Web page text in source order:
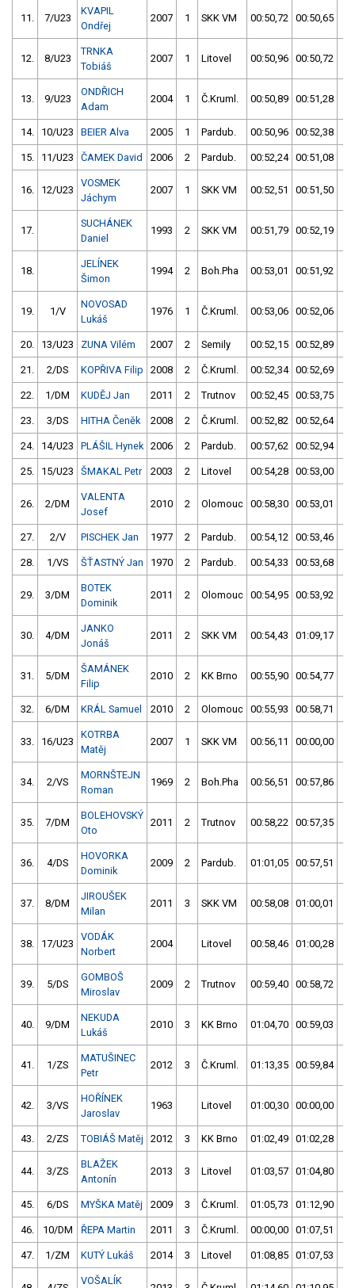
11. 7/U23
KVAPIL
Ondřej
2007 1 SKK VM 00:50,72 00:50,65
12. 8/U23
TRNKA
Tobiáš
2007 1 Litovel 00:50,96 00:50,72
13. 9/U23
ONDŘICH
Adam
2004 1 Č.Kruml. 00:50,89 00:51,28
14. 10/U23 BEIER Alva 2005 1 Pardub. 00:50,96 00:52,38
15. 11/U23 ČAMEK David 2006 2 Pardub. 00:52,24 00:51,08
16. 12/U23
VOSMEK
Jáchym
2007 1 SKK VM 00:52,51 00:51,50
17.
SUCHÁNEK
Daniel
1993 2 SKK VM 00:51,79 00:52,19
18.
JELÍNEK
Šimon
1994 2 Boh.Pha 00:53,01 00:51,92
19. 1/V
NOVOSAD
Lukáš
1976 1 Č.Kruml. 00:53,06 00:52,06
20. 13/U23 ZUNA Vilém 2007 2 Semily 00:52,15 00:52,89
21. 2/DS KOPŘIVA Filip 2008 2 Č.Kruml. 00:52,34 00:52,69
22. 1/DM KUDĚJ Jan 2011 2 Trutnov 00:52,45 00:53,75
23. 3/DS HITHA Čeněk 2008 2 Č.Kruml. 00:52,82 00:52,64
24. 14/U23 PLÁŠIL Hynek 2006 2 Pardub. 00:57,62 00:52,94
25. 15/U23 ŠMAKAL Petr 2003 2 Litovel 00:54,28 00:53,00
26. 2/DM
VALENTA
Josef
2010 2 Olomouc 00:58,30 00:53,01
27. 2/V PISCHEK Jan 1977 2 Pardub. 00:54,12 00:53,46
28. 1/VS ŠŤASTNÝ Jan 1970 2 Pardub. 00:54,33 00:53,68
29. 3/DM
BOTEK
Dominik
2011 2 Olomouc 00:54,95 00:53,92
30. 4/DM
JANKO
Jonáš
2011 2 SKK VM 00:54,43 01:09,17
31. 5/DM
ŠAMÁNEK
Filip
2010 2 KK Brno 00:55,90 00:54,77
32. 6/DM KRÁL Samuel 2010 2 Olomouc 00:55,93 00:58,71
33. 16/U23
KOTRBA
Matěj
2007 1 SKK VM 00:56,11 00:00,00
34. 2/VS
MORNŠTEJN
Roman
1969 2 Boh.Pha 00:56,51 00:57,86
35. 7/DM
BOLEHOVSKÝ
Oto
2011 2 Trutnov 00:58,22 00:57,35
36. 4/DS
HOVORKA
Dominik
2009 2 Pardub. 01:01,05 00:57,51
37. 8/DM
JIROUŠEK
Milan
2011 3 SKK VM 00:58,08 01:00,01
38. 17/U23
VODÁK
Norbert
2004 Litovel 00:58,46 01:00,28
39. 5/DS
GOMBOŠ
Miroslav
2009 2 Trutnov 00:59,40 00:58,72
40. 9/DM
NEKUDA
Lukáš
2010 3 KK Brno 01:04,70 00:59,03
41. 1/ZS
MATUŠINEC
Petr
2012 3 Č.Kruml. 01:13,35 00:59,84
42. 3/VS
HOŘÍNEK
Jaroslav
1963 Litovel 01:00,30 00:00,00
43. 2/ZS TOBIÁŠ Matěj 2012 3 KK Brno 01:02,49 01:02,28
44. 3/ZS
BLAŽEK
Antonín
2013 3 Litovel 01:03,57 01:04,80
45. 6/DS MYŠKA Matěj 2009 3 Č.Kruml. 01:05,73 01:12,90
46. 10/DM ŘEPA Martin 2011 3 Č.Kruml. 00:00,00 01:07,51
47. 1/ZM KUTÝ Lukáš 2014 3 Litovel 01:08,85 01:07,53
VOŠALÍK